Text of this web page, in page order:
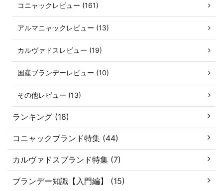
コニャックレビュー (161)
アルマニャックレビュー (13)
カルヴァドスレビュー (19)
国産ブランデーレビュー (10)
その他レビュー (13)
ランキング (18)
コニャックブランド特集 (44)
カルヴァドスブランド特集 (7)
ブランデー知識【入門編】 (15)